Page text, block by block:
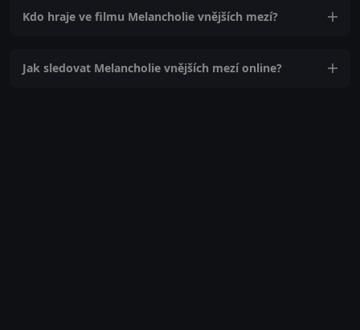
Kdo hraje ve filmu Melancholie vnějších mezí?
Jak sledovat Melancholie vnějších mezí online?